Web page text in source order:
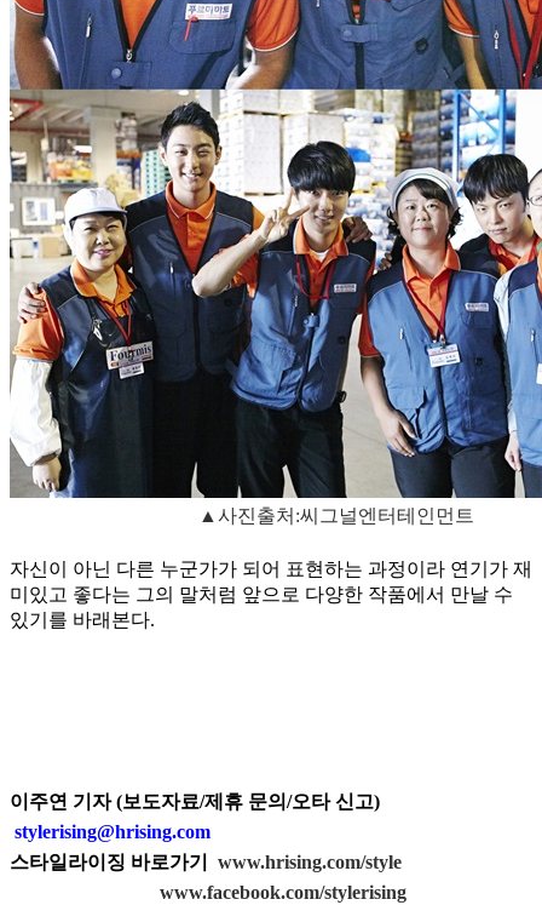
▲사진출처:씨그널엔터테인먼트
자신이 아닌 다른 누군가가 되어 표현하는 과정이라 연기가 재
미있고 좋다는 그의 말처럼 앞으로 다양한 작품에서 만날 수
있기를 바래본다.
이주연 기자 (보도자료/제휴 문의/오타 신고)
stylerising@hrising.com
스타일라이징 바로가기 www.hrising.com/style
www.facebook.com/stylerising